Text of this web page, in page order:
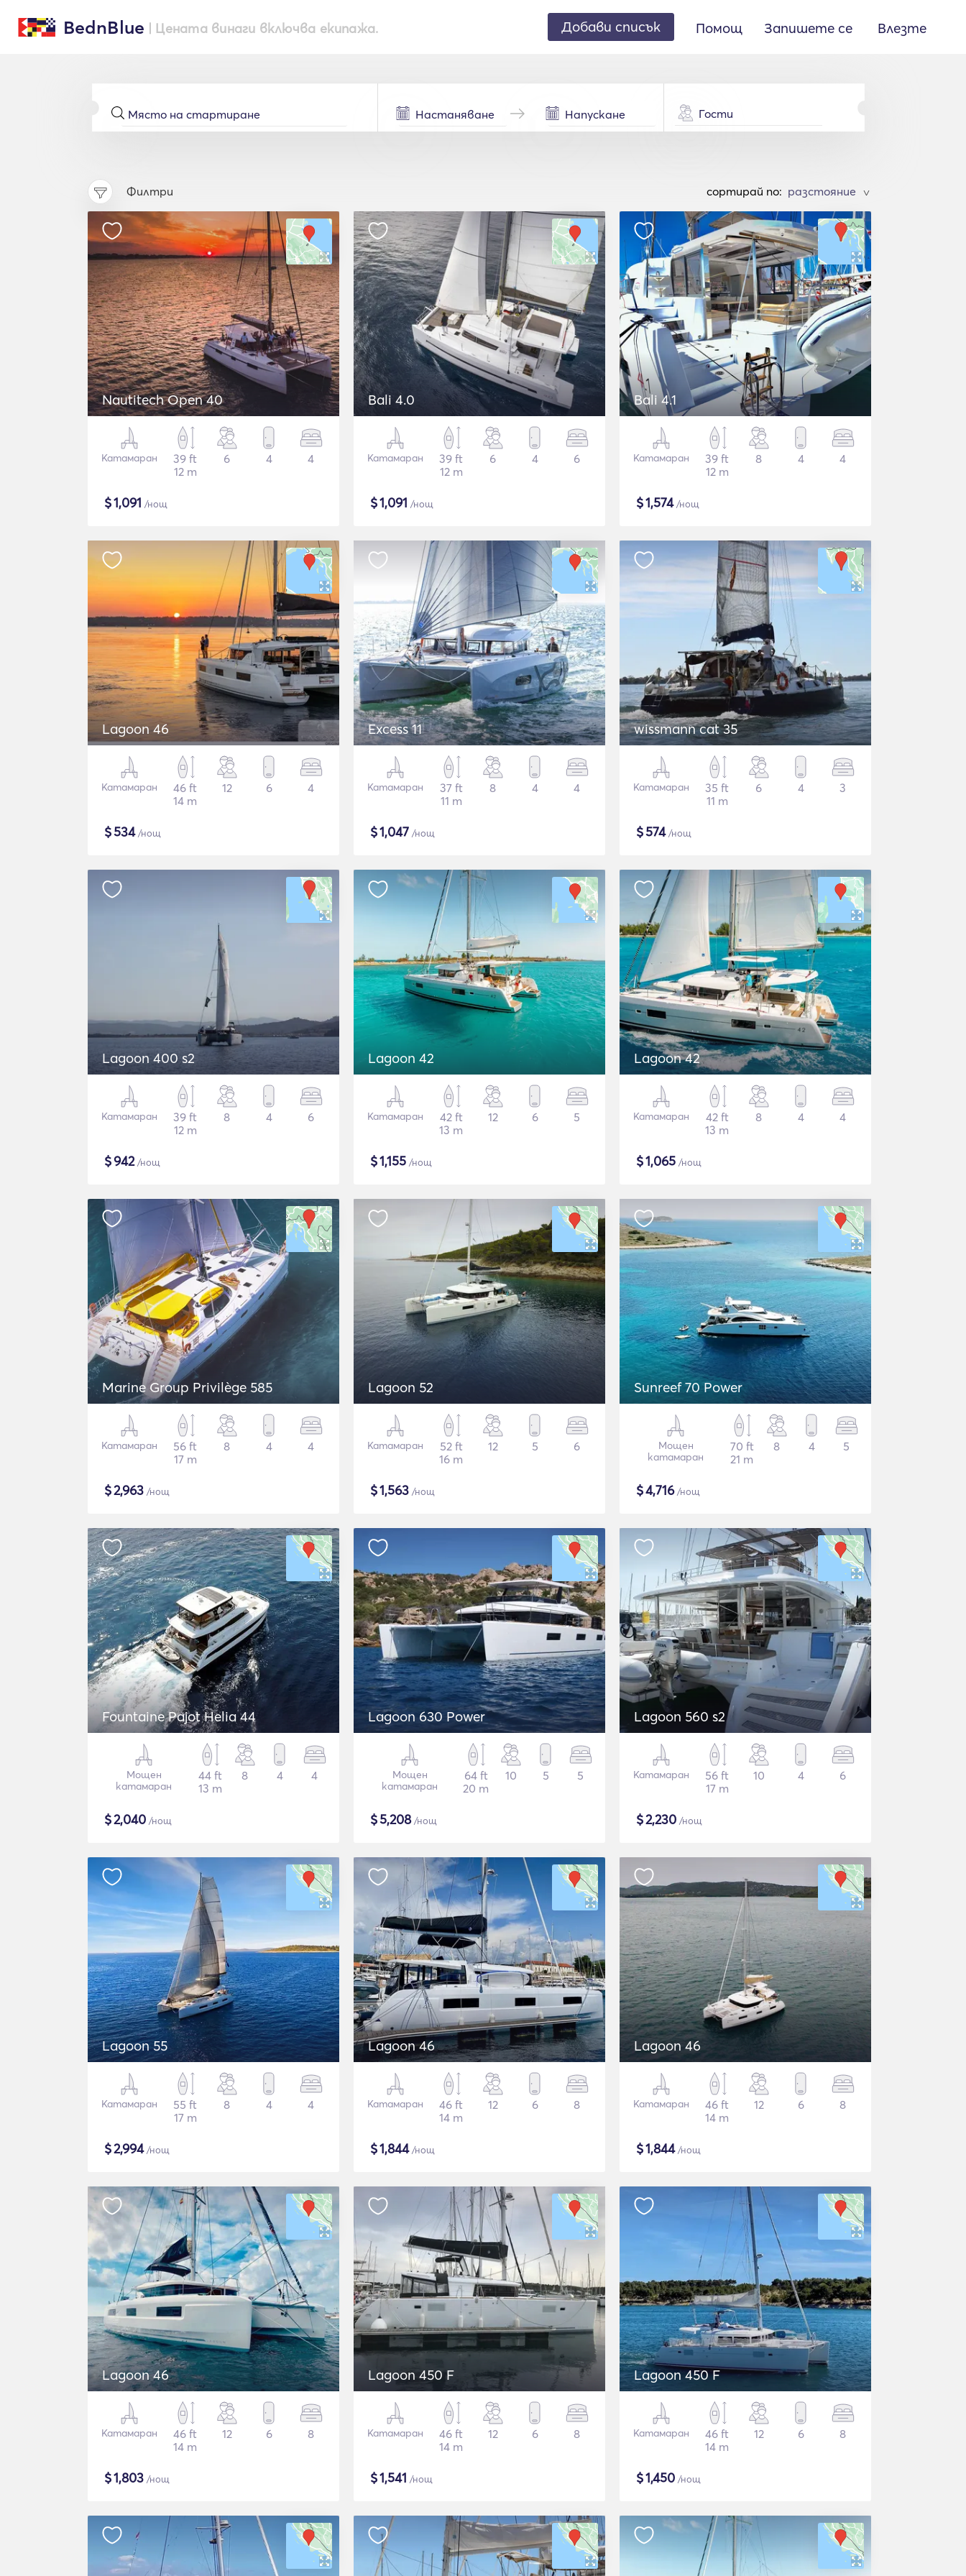
BednBlue | Цената винаги включва екипажа. Добави списък Помощ Запишете се Влезте
Гости
Филтри cортирай по: >
Nautitech Open 40
Катамаран
39 ft
12 m
6 4 4
$1,091 /нощ
Bali 4.0
Катамаран
39 ft
12 m
6 4 6
$1,091 /нощ
Bali 4.1
Катамаран
39 ft
12 m
8 4 4
$1,574/нощ
Lagoon 46
Катамаран
46 ft
14 m
12 6 4
$534/нощ
Excess 11
Катамаран
37 ft
11 m
8 4 4
$1,047 /нощ
wissmann cat 35
Катамаран
35 ft
11 m
6 4 3
$574/нощ
Lagoon 400 s2
Катамаран
39 ft
12 m
8 4 6
$942/нощ
Lagoon 42
Катамаран
42 ft
13 m
12 6 5
$1,155 /нощ
Lagoon 42
Катамаран
42 ft
13 m
8 4 4
$1,065 /нощ
Marine Group Privilège 585
Катамаран
56 ft
17 m
8 4 4
$2,963 /нощ
Lagoon 52
Катамаран
52 ft
16 m
12 5 6
$1,563 /нощ
Sunreef 70 Power
Мощен
катамаран
70 ft
21 m
8 4 5
$4,716/нощ
Fountaine Pajot Helia 44
Мощен
катамаран
44 ft
13 m
8 4 4
$2,040 /нощ
Lagoon 630 Power
Мощен
катамаран
64 ft
20 m
10 5 5
$5,208/нощ
Lagoon 560 s2
Катамаран
56 ft
17 m
10 4 6
$2,230 /нощ
Lagoon 55
Катамаран
55 ft
17 m
8 4 4
$2,994/нощ
Lagoon 46
Катамаран
46 ft
14 m
12 6 8
$1,844/нощ
Lagoon 46
Катамаран
46 ft
14 m
12 6 8
$1,844/нощ
Lagoon 46
Катамаран
46 ft
14 m
12 6 8
$1,803 /нощ
Lagoon 450 F
Катамаран
46 ft
14 m
12 6 8
$1,541 /нощ
Lagoon 450 F
Катамаран
46 ft
14 m
12 6 8
$1,450 /нощ